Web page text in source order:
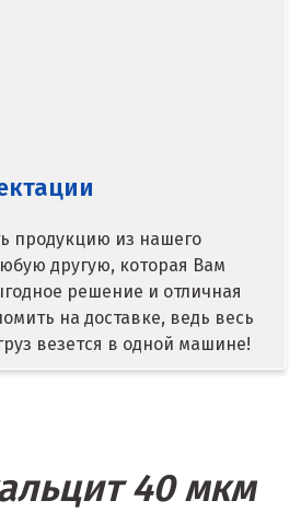
продукцию из нашего
другую, которая Вам
решение и отличная
на доставке, ведь весь
везется в одной машине!
40 мкм